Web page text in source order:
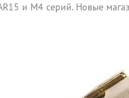
и М4 серий. Новые